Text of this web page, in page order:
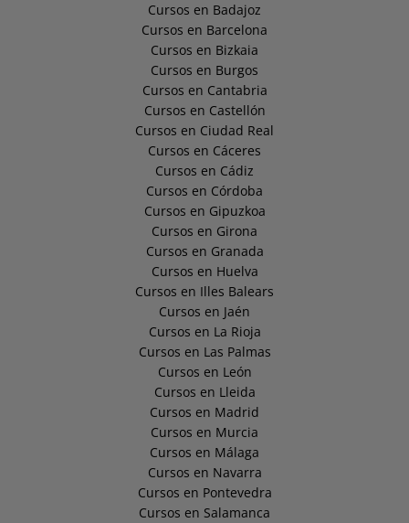
Cursos en Badajoz
Cursos en Barcelona
Cursos en Bizkaia
Cursos en Burgos
Cursos en Cantabria
Cursos en Castellón
Cursos en Ciudad Real
Cursos en Cáceres
Cursos en Cádiz
Cursos en Córdoba
Cursos en Gipuzkoa
Cursos en Girona
Cursos en Granada
Cursos en Huelva
Cursos en Illes Balears
Cursos en Jaén
Cursos en La Rioja
Cursos en Las Palmas
Cursos en León
Cursos en Lleida
Cursos en Madrid
Cursos en Murcia
Cursos en Málaga
Cursos en Navarra
Cursos en Pontevedra
Cursos en Salamanca